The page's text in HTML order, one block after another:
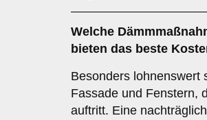
Welche
bieten das beste
Besonders lohnenswert
Fassade und Fenstern,
auftritt. Eine